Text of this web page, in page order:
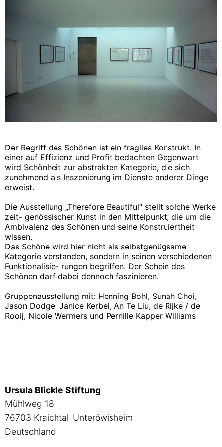
Der Begriff des Schönen ist ein fragiles Konstrukt. In
einer auf Effizienz und Profit bedachten Gegenwart
wird Schönheit zur abstrakten Kategorie, die sich
zunehmend als Inszenierung im Dienste anderer Dinge
erweist.
Die Ausstellung „Therefore Beautiful“ stellt solche Werke
zeit- genössischer Kunst in den Mittelpunkt, die um die
Ambivalenz des Schönen und seine Konstruiertheit
wissen.
Das Schöne wird hier nicht als selbstgenügsame
Kategorie verstanden, sondern in seinen verschiedenen
Funktionalisie- rungen begriffen. Der Schein des
Schönen darf dabei dennoch faszinieren.
Gruppenausstellung mit: Henning Bohl, Sunah Choi,
Jason Dodge, Janice Kerbel, An Te Liu, de Rijke / de
Rooij, Nicole Wermers und Pernille Kapper Williams
Ursula Blickle Stiftung
Mühlweg 18
76703 Kraichtal-Unteröwisheim
Deutschland